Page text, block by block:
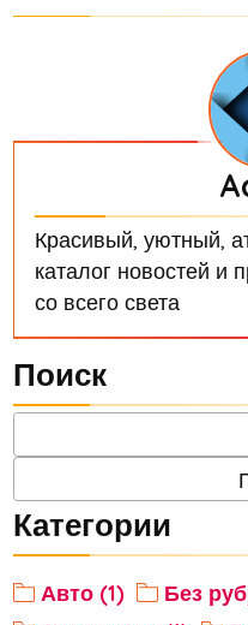
Красивый, уютный,
каталог новостей и
со всего света
Поиск
Категории
Авто (1)
Без